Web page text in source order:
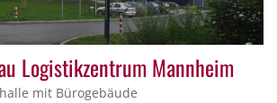
Logistikzentrum Mannheim
mit Bürogebäude